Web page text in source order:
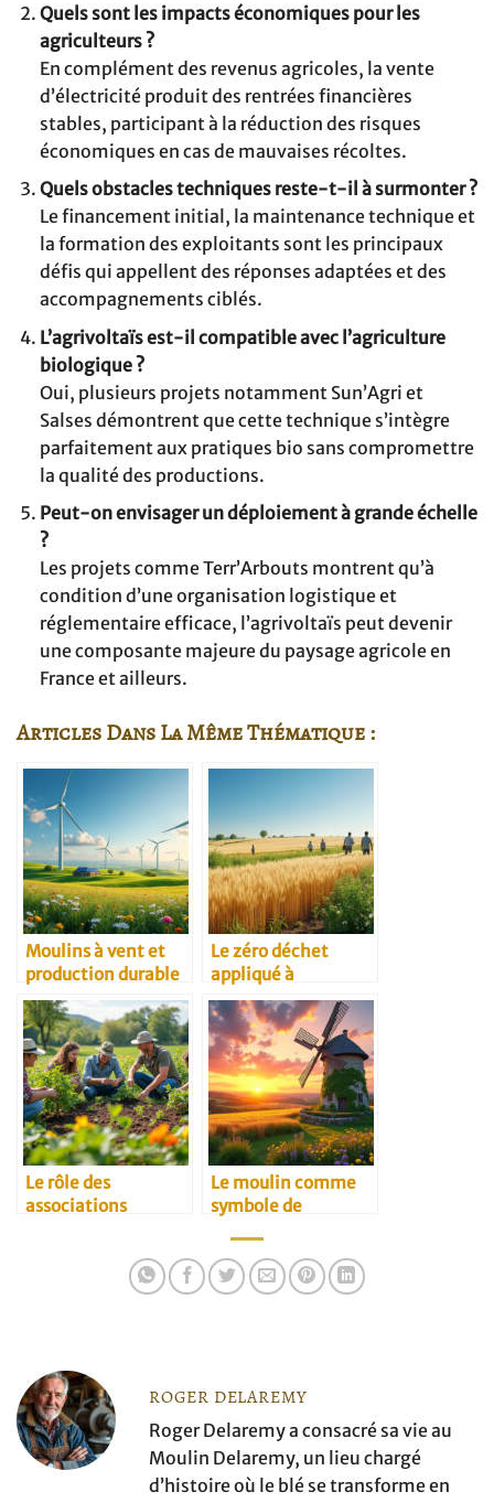
Quels sont les impacts économiques pour les
agriculteurs ?
En complément des revenus agricoles, la vente
d’électricité produit des rentrées financières
stables, participant à la réduction des risques
économiques en cas de mauvaises récoltes.
Quels obstacles techniques reste-t-il à surmonter ?
Le financement initial, la maintenance technique et
la formation des exploitants sont les principaux
défis qui appellent des réponses adaptées et des
accompagnements ciblés.
L’agrivoltaïs est-il compatible avec l’agriculture
biologique ?
Oui, plusieurs projets notamment Sun’Agri et
Salses démontrent que cette technique s’intègre
parfaitement aux pratiques bio sans compromettre
la qualité des productions.
Peut-on envisager un déploiement à grande échelle
?
Les projets comme Terr’Arbouts montrent qu’à
condition d’une organisation logistique et
réglementaire efficace, l’agrivoltaïs peut devenir
une composante majeure du paysage agricole en
France et ailleurs.
Articles Dans La Même Thématique :
Moulins à vent et
production durable
Le zéro déchet
appliqué à
l’agriculture
céréalière
Le rôle des
associations
Le moulin comme
symbole de
ROGER DELAREMY
Roger Delaremy a consacré sa vie au
Moulin Delaremy, un lieu chargé
d’histoire où le blé se transforme en